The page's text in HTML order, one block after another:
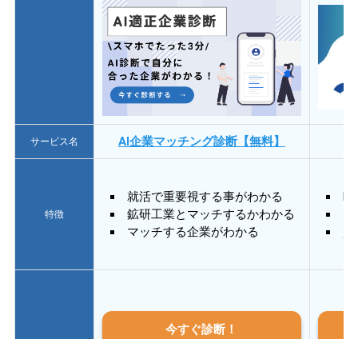
サービス名 AI企業マッチング診断【無料】
特徴
就活で重要視する事がわかる
鉱研工業とマッチするかわかる
マッチする企業がわかる
質
今すぐ診断！